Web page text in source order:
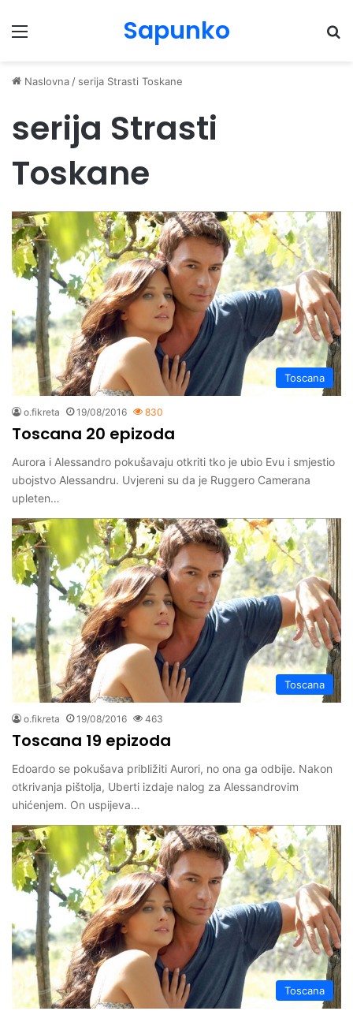
Menu Sapunko
Naslovna / serija Strasti Toskane
serija Strasti
Toskane
Toscana
o.fikreta 19/08/2016 830
Toscana 20 epizoda
Aurora i Alessandro pokušavaju otkriti tko je ubio Evu i smjestio
ubojstvo Alessandru. Uvjereni su da je Ruggero Camerana
upleten…
Toscana
o.fikreta 19/08/2016 463
Toscana 19 epizoda
Edoardo se pokušava približiti Aurori, no ona ga odbije. Nakon
otkrivanja pištolja, Uberti izdaje nalog za Alessandrovim
uhićenjem. On uspijeva…
Toscana